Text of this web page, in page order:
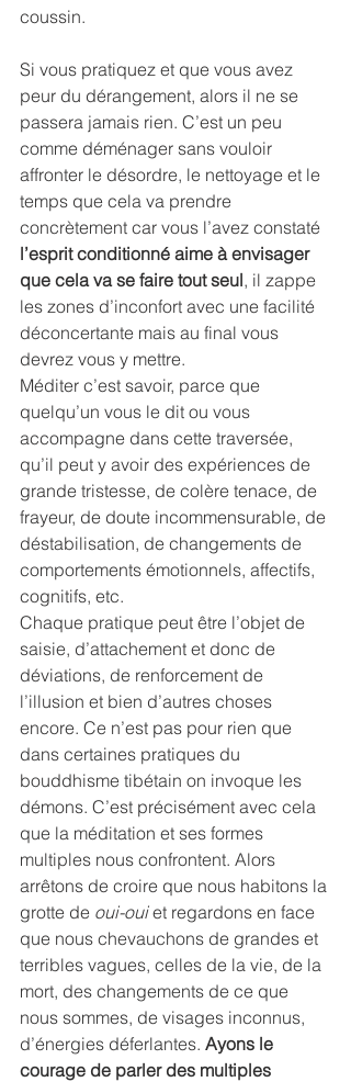
coussin.
Si vous pratiquez et que vous avez
peur du dérangement, alors il ne se
passera jamais rien. C’est un peu
comme déménager sans vouloir
affronter le désordre, le nettoyage et le
temps que cela va prendre
concrètement car vous l’avez constaté
l’esprit conditionné aime à envisager
que cela va se faire tout seul, il zappe
les zones d’inconfort avec une facilité
déconcertante mais au final vous
devrez vous y mettre.
Méditer c’est savoir, parce que
quelqu’un vous le dit ou vous
accompagne dans cette traversée,
qu’il peut y avoir des expériences de
grande tristesse, de colère tenace, de
frayeur, de doute incommensurable, de
déstabilisation, de changements de
comportements émotionnels, affectifs,
cognitifs, etc.
Chaque pratique peut être l’objet de
saisie, d’attachement et donc de
déviations, de renforcement de
l’illusion et bien d’autres choses
encore. Ce n’est pas pour rien que
dans certaines pratiques du
bouddhisme tibétain on invoque les
démons. C’est précisément avec cela
que la méditation et ses formes
multiples nous confrontent. Alors
arrêtons de croire que nous habitons la
grotte de oui-oui et regardons en face
que nous chevauchons de grandes et
terribles vagues, celles de la vie, de la
mort, des changements de ce que
nous sommes, de visages inconnus,
d’énergies déferlantes. Ayons le
courage de parler des multiples